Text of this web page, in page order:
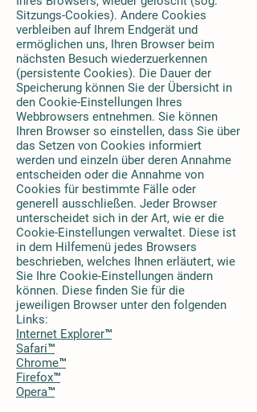
Sitzungs-Cookies). Andere Cookies
verbleiben auf Ihrem Endgerät und
ermöglichen uns, Ihren Browser beim
nächsten Besuch wiederzuerkennen
(persistente Cookies). Die Dauer der
Speicherung können Sie der Übersicht in
den Cookie-Einstellungen Ihres
Webbrowsers entnehmen. Sie können
Ihren Browser so einstellen, dass Sie über
das Setzen von Cookies informiert
werden und einzeln über deren Annahme
entscheiden oder die Annahme von
Cookies für bestimmte Fälle oder
generell ausschließen. Jeder Browser
unterscheidet sich in der Art, wie er die
Cookie-Einstellungen verwaltet. Diese ist
in dem Hilfemenü jedes Browsers
beschrieben, welches Ihnen erläutert, wie
Sie Ihre Cookie-Einstellungen ändern
können. Diese finden Sie für die
jeweiligen Browser unter den folgenden
Links:
Internet Explorer™
Safari™
Chrome™
Firefox™
Opera™